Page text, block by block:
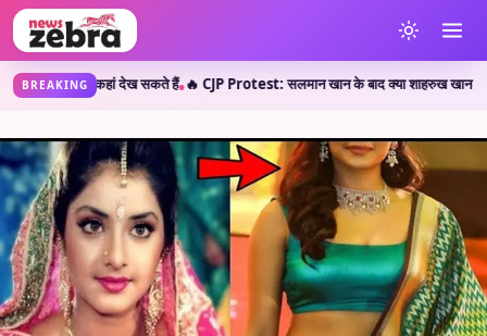
BREAKING
हैं •🔥 CJP Protest: सलमान खान के बाद क्या शाहरुख खान ने छात्रों का किया सपोर्ट? जानें